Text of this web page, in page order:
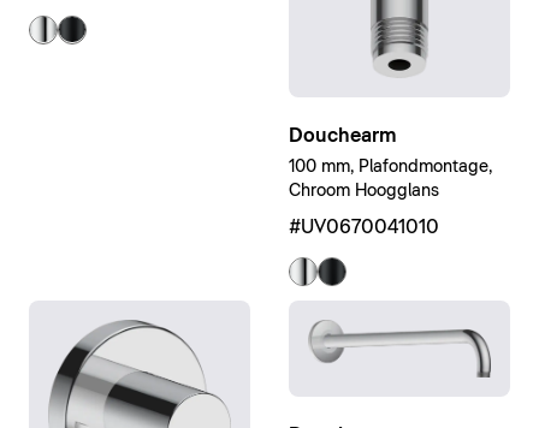
Douchearm
100 mm, Plafondmontage,
Chroom Hoogglans
#UV0670041010